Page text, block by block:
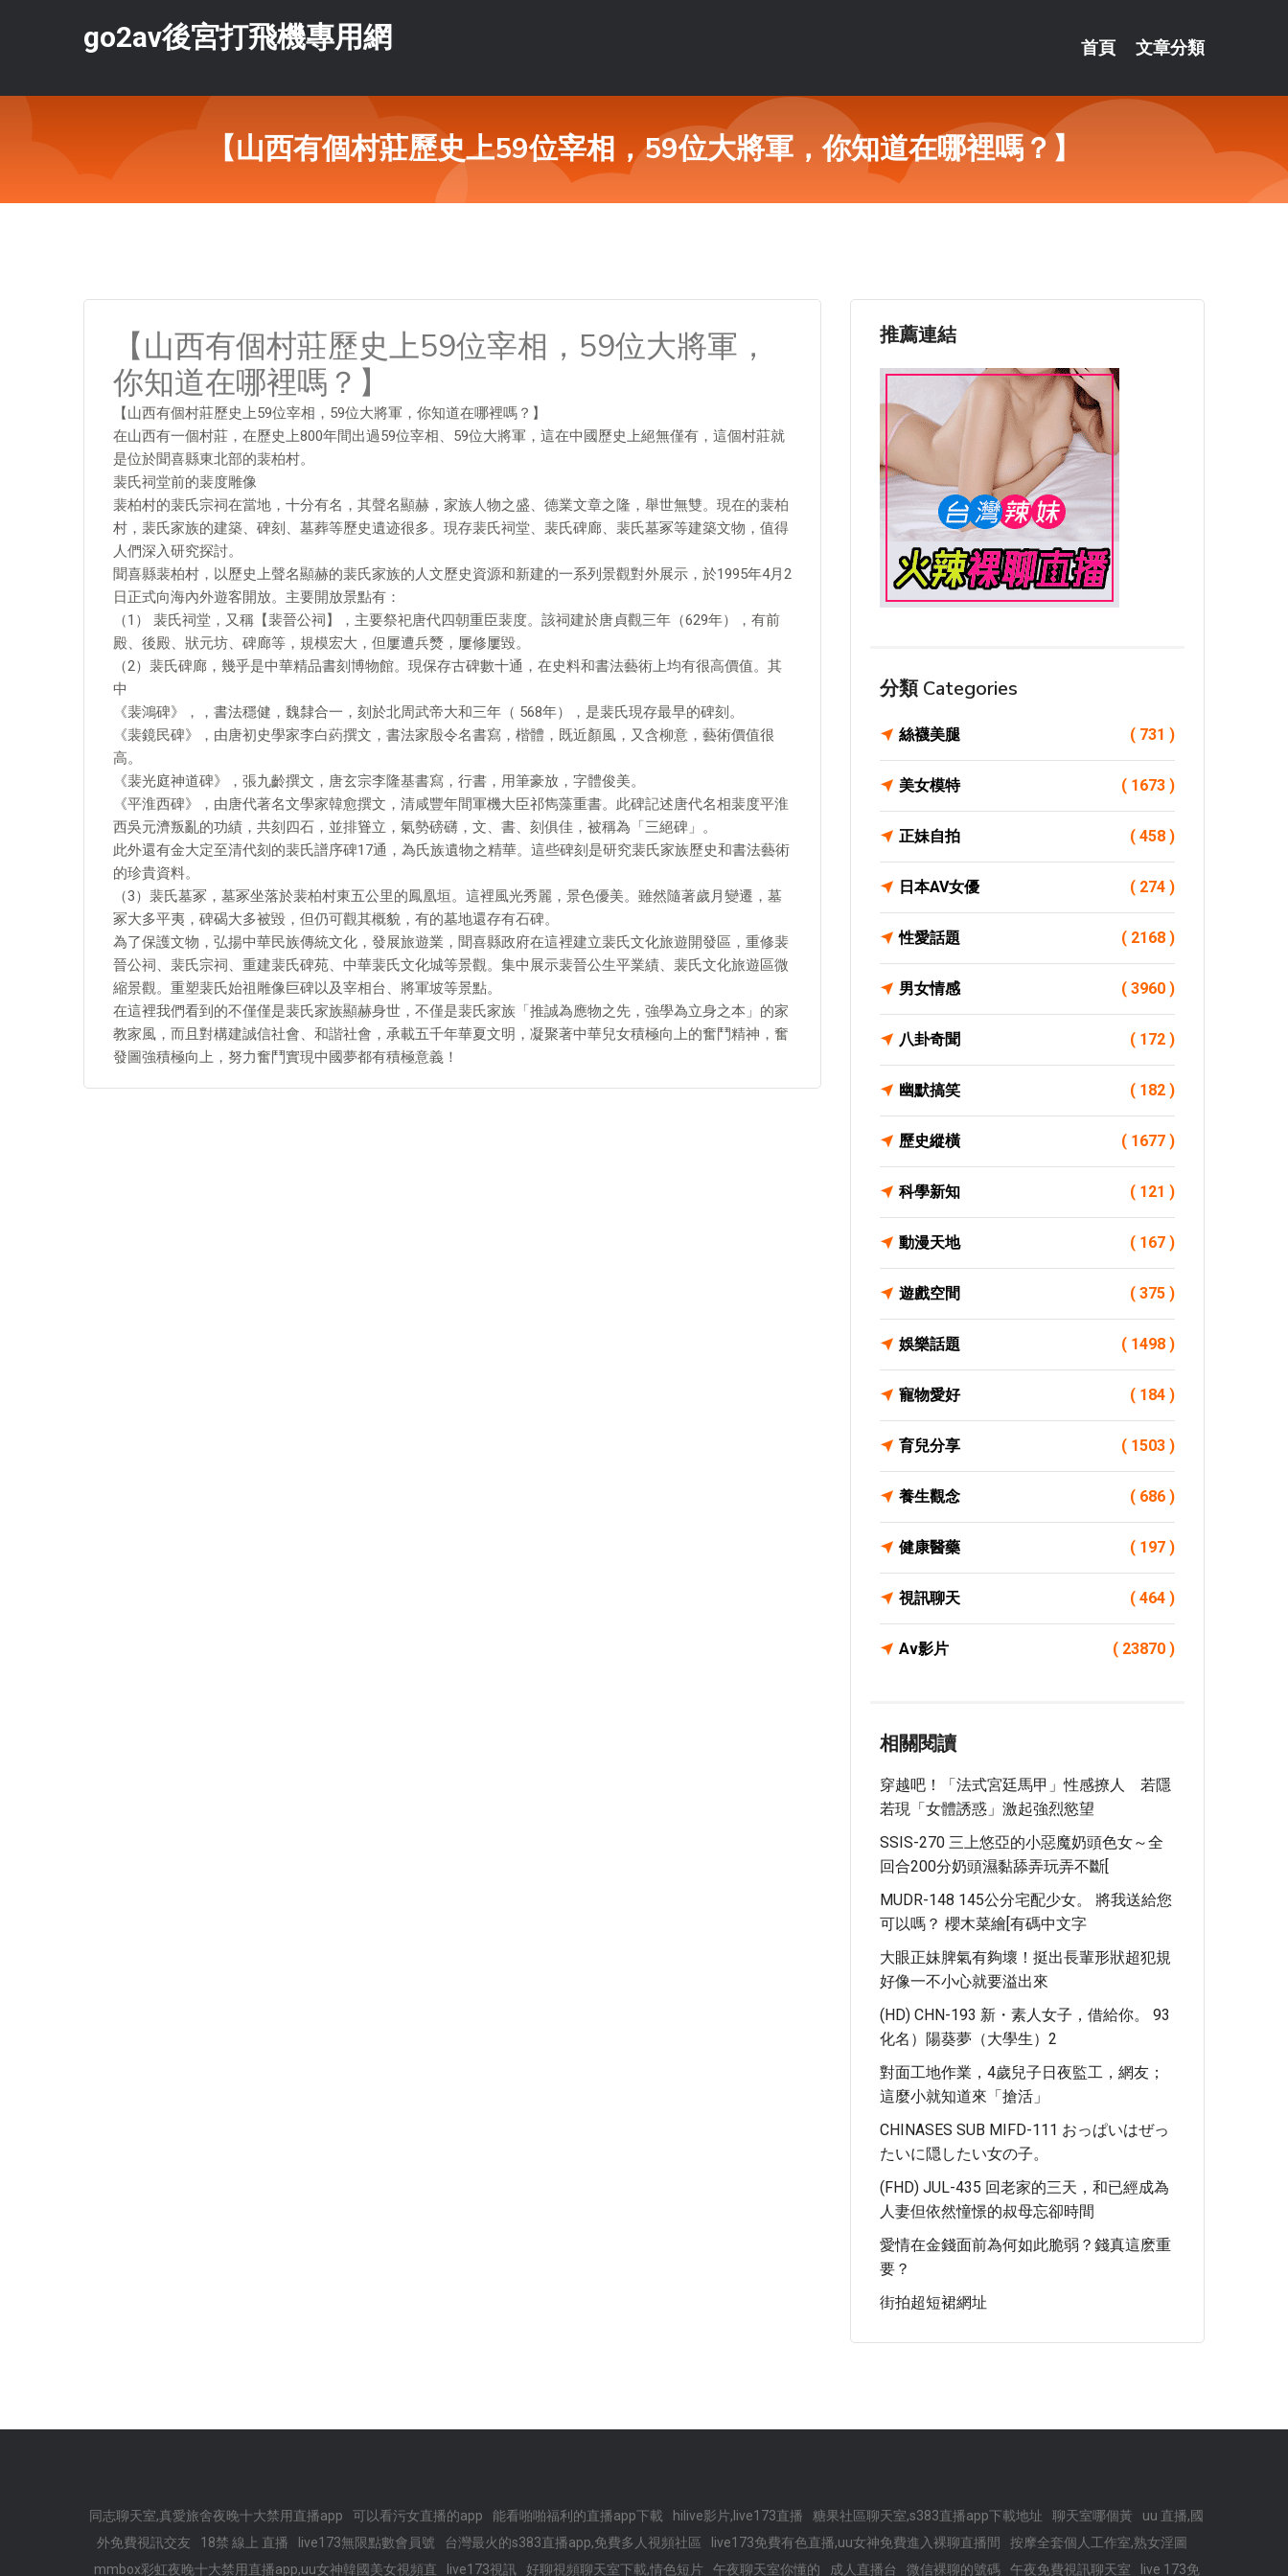
go2av後宮打飛機專用網 首頁 文章分類
【山西有個村莊歷史上59位宰相，59位大將軍，你知道在哪裡嗎？】
【山西有個村莊歷史上59位宰相，59位大將軍，
你知道在哪裡嗎？】
【山西有個村莊歷史上59位宰相，59位大將軍，你知道在哪裡嗎？】
在山西有一個村莊，在歷史上800年間出過59位宰相、59位大將軍，這在中國歷史上絕無僅有，這個村莊就
是位於聞喜縣東北部的裴柏村。
裴氏祠堂前的裴度雕像
裴柏村的裴氏宗祠在當地，十分有名，其聲名顯赫，家族人物之盛、德業文章之隆，舉世無雙。現在的裴柏
村，裴氏家族的建築、碑刻、墓葬等歷史遺迹很多。現存裴氏祠堂、裴氏碑廊、裴氏墓冢等建築文物，值得
人們深入研究探討。
聞喜縣裴柏村，以歷史上聲名顯赫的裴氏家族的人文歷史資源和新建的一系列景觀對外展示，於1995年4月2
日正式向海內外遊客開放。主要開放景點有：
（1） 裴氏祠堂，又稱【裴晉公祠】，主要祭祀唐代四朝重臣裴度。該祠建於唐貞觀三年（629年），有前
殿、後殿、狀元坊、碑廊等，規模宏大，但屢遭兵燹，屢修屢毀。
（2）裴氏碑廊，幾乎是中華精品書刻博物館。現保存古碑數十通，在史料和書法藝術上均有很高價值。其
中
《裴鴻碑》，，書法穩健，魏隸合一，刻於北周武帝大和三年（ 568年），是裴氏現存最早的碑刻。
《裴鏡民碑》，由唐初史學家李白葯撰文，書法家殷令名書寫，楷體，既近顏風，又含柳意，藝術價值很
高。
《裴光庭神道碑》，張九齡撰文，唐玄宗李隆基書寫，行書，用筆豪放，字體俊美。
《平淮西碑》，由唐代著名文學家韓愈撰文，清咸豐年間軍機大臣祁雋藻重書。此碑記述唐代名相裴度平淮
西吳元濟叛亂的功績，共刻四石，並排聳立，氣勢磅礴，文、書、刻俱佳，被稱為「三絕碑」。
此外還有金大定至清代刻的裴氏譜序碑17通，為氏族遺物之精華。這些碑刻是研究裴氏家族歷史和書法藝術
的珍貴資料。
（3）裴氏墓冢，墓冢坐落於裴柏村東五公里的鳳凰垣。這裡風光秀麗，景色優美。雖然隨著歲月變遷，墓
冢大多平夷，碑碣大多被毀，但仍可觀其概貌，有的墓地還存有石碑。
為了保護文物，弘揚中華民族傳統文化，發展旅遊業，聞喜縣政府在這裡建立裴氏文化旅遊開發區，重修裴
晉公祠、裴氏宗祠、重建裴氏碑苑、中華裴氏文化城等景觀。集中展示裴晉公生平業績、裴氏文化旅遊區微
縮景觀。重塑裴氏始祖雕像巨碑以及宰相台、將軍坡等景點。
在這裡我們看到的不僅僅是裴氏家族顯赫身世，不僅是裴氏家族「推誠為應物之先，強學為立身之本」的家
教家風，而且對構建誠信社會、和諧社會，承載五千年華夏文明，凝聚著中華兒女積極向上的奮鬥精神，奮
發圖強積極向上，努力奮鬥實現中國夢都有積極意義！
推薦連結
分類 Categories
絲襪美腿 ( 731 )
美女模特 ( 1673 )
正妹自拍 ( 458 )
日本AV女優 ( 274 )
性愛話題 ( 2168 )
男女情感 ( 3960 )
八卦奇聞 ( 172 )
幽默搞笑 ( 182 )
歷史縱橫 ( 1677 )
科學新知 ( 121 )
動漫天地 ( 167 )
遊戲空間 ( 375 )
娛樂話題 ( 1498 )
寵物愛好 ( 184 )
育兒分享 ( 1503 )
養生觀念 ( 686 )
健康醫藥 ( 197 )
視訊聊天 ( 464 )
Av影片 ( 23870 )
相關閱讀
穿越吧！「法式宮廷馬甲」性感撩人 若隱
若現「女體誘惑」激起強烈慾望
SSIS-270 三上悠亞的小惡魔奶頭色女～全
回合200分奶頭濕黏舔弄玩弄不斷[
MUDR-148 145公分宅配少女。 將我送給您
可以嗎？ 櫻木菜繪[有碼中文字
大眼正妹脾氣有夠壞！挺出長輩形狀超犯規
好像一不小心就要溢出來
(HD) CHN-193 新・素人女子，借給你。 93
化名）陽葵夢（大學生）2
對面工地作業，4歲兒子日夜監工，網友；
這麼小就知道來「搶活」
CHINASES SUB MIFD-111 おっぱいはぜっ
たいに隠したい女の子。
(FHD) JUL-435 回老家的三天，和已經成為
人妻但依然憧憬的叔母忘卻時間
愛情在金錢面前為何如此脆弱？錢真這麽重
要？
街拍超短裙網址
同志聊天室,真愛旅舍夜晚十大禁用直播app 可以看污女直播的app 能看啪啪福利的直播app下載 hilive影片,live173直播 糖果社區聊天室,s383直播app下載地址 聊天室哪個黃
uu 直播,國
外免費視訊交友
18禁 線上 直播 live173無限點數會員號 台灣最火的s383直播app,免費多人視頻社區 live173免費有色直播,uu女神免費進入裸聊直播間
按摩全套個人工作室,熟女淫圖
mmbox彩虹夜晚十大禁用直播app,uu女神韓國美女視頻直
live173視訊 好聊視頻聊天室下載,情色短片 午夜聊天室你懂的 成人直播台 微信裸聊的號碼 午夜免費視訊聊天室 live 173免